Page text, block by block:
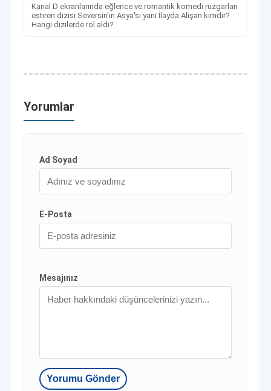
Kanal D ekranlarında eğlence ve romantik komedi rüzgarları
estiren dizisi Seversin'in Asya'sı yani İlayda Alişan kimdir?
Hangi dizilerde rol aldı?
Yorumlar
Ad Soyad
E-Posta
Mesajınız